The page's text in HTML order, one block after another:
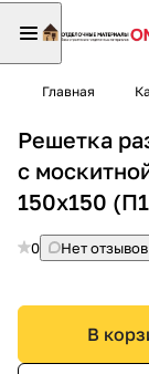
Главная
Решетка
с
150х150
0 Нет отзывов
В